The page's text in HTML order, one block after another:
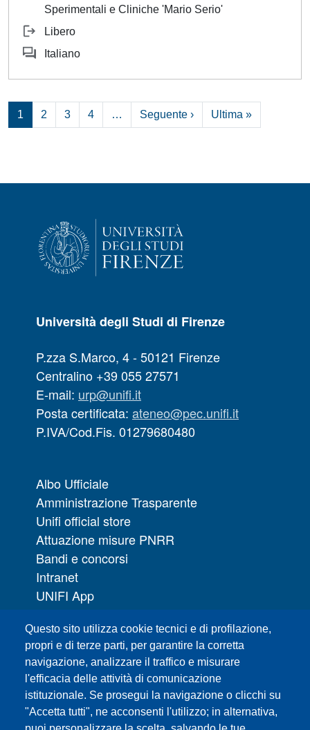
Sperimentali e Cliniche 'Mario Serio'
Libero
Italiano
1 2 3 4 … Seguente ›Pagina successiva
Ultima »Ultima
Questo sito utilizza cookie tecnici e di profilazione,
propri e di terze parti, per garantire la corretta
navigazione, analizzare il traffico e misurare
l'efficacia delle attività di comunicazione
istituzionale. Se prosegui la navigazione o clicchi su
"Accetta tutti", ne acconsenti l'utilizzo; in alternativa,
Università degli Studi di Firenze
P.zza S.Marco, 4 - 50121 Firenze
Centralino +39 055 27571
E-mail: urp@unifi.it
Posta certificata: ateneo@pec.unifi.it
P.IVA/Cod.Fis. 01279680480
Albo Ufficiale
Amministrazione Trasparente
Unifi official store
Attuazione misure PNRR
Bandi e concorsi
Intranet
UNIFI App
URP | Ufficio Relazioni con il Pubblico
Sedi
Mappa del sito
Webmaster e redazione web